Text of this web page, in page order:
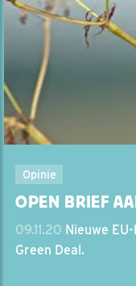
Opinie
OPEN BRIEF
09.11.20 Nieuwe
Green Deal.